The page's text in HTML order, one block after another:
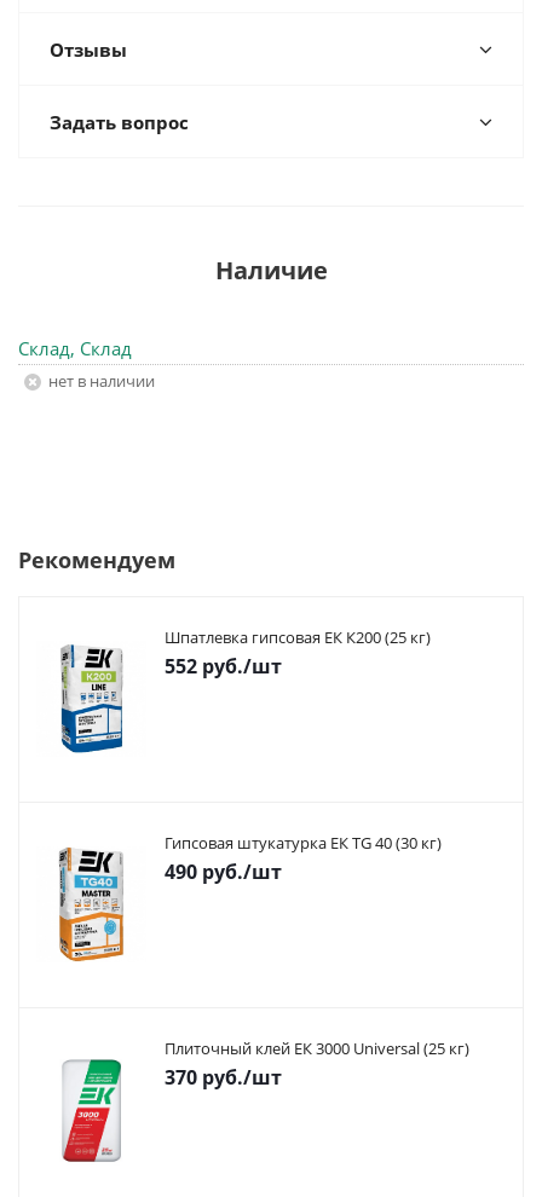
Отзывы
Задать вопрос
Наличие
Склад, Склад
Нет в наличии
Рекомендуем
Шпатлевка гипсовая ЕК К200 (25 кг)
552 руб./шт
Гипсовая штукатурка ЕК TG 40 (30 кг)
490 руб./шт
Плиточный клей ЕК 3000 Universal (25 кг)
370 руб./шт